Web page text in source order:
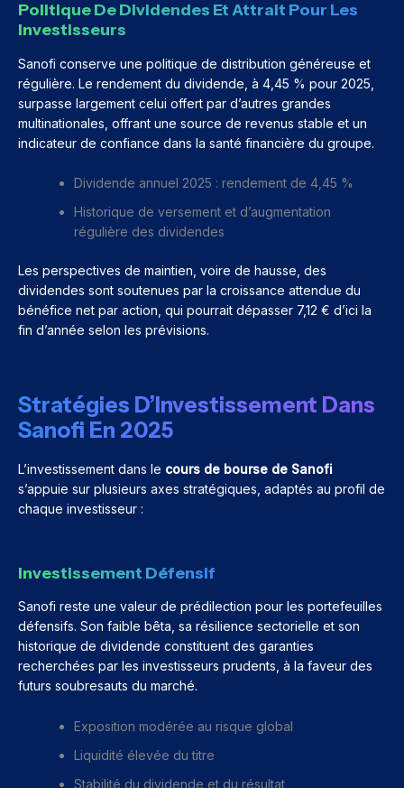
Politique De Dividendes Et Attrait Pour Les
Investisseurs
Sanofi conserve une politique de distribution généreuse et
régulière. Le rendement du dividende, à 4,45 % pour 2025,
surpasse largement celui offert par d’autres grandes
multinationales, offrant une source de revenus stable et un
indicateur de confiance dans la santé financière du groupe.
Dividende annuel 2025 : rendement de 4,45 %
Historique de versement et d’augmentation
régulière des dividendes
Les perspectives de maintien, voire de hausse, des
dividendes sont soutenues par la croissance attendue du
bénéfice net par action, qui pourrait dépasser 7,12 € d’ici la
fin d’année selon les prévisions.
Stratégies D’Investissement Dans
Sanofi En 2025
L’investissement dans le cours de bourse de Sanofi
s’appuie sur plusieurs axes stratégiques, adaptés au profil de
chaque investisseur :
Investissement Défensif
Sanofi reste une valeur de prédilection pour les portefeuilles
défensifs. Son faible bêta, sa résilience sectorielle et son
historique de dividende constituent des garanties
recherchées par les investisseurs prudents, à la faveur des
futurs soubresauts du marché.
Exposition modérée au risque global
Liquidité élevée du titre
Stabilité du dividende et du résultat